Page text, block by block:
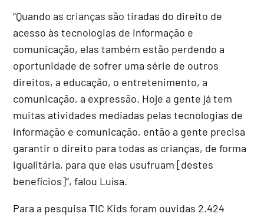
“Quando as crianças são tiradas do direito de
acesso às tecnologias de informação e
comunicação, elas também estão perdendo a
oportunidade de sofrer uma série de outros
direitos, a educação, o entretenimento, a
comunicação, a expressão. Hoje a gente já tem
muitas atividades mediadas pelas tecnologias de
informação e comunicação, então a gente precisa
garantir o direito para todas as crianças, de forma
igualitária, para que elas usufruam [destes
benefícios]”, falou Luísa.
Para a pesquisa TIC Kids foram ouvidas 2.424